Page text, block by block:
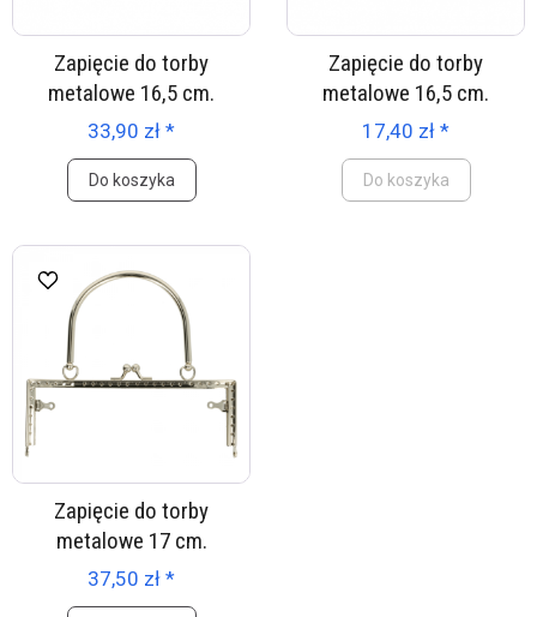
Zapięcie do torby
metalowe 16,5 cm.
33,90 zł *
Do koszyka
Zapięcie do torby
metalowe 16,5 cm.
17,40 zł *
Do koszyka
Zapięcie do torby
metalowe 17 cm.
37,50 zł *